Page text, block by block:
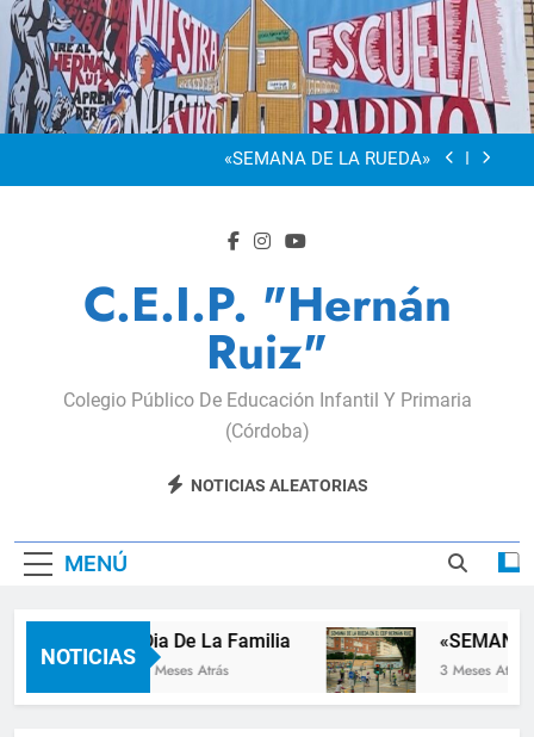
Saltar
al
contenido
“Visibles Sí”
Dia De La Familia
«SEMANA DE LA RUEDA»
Dia De La Familia
«SEMANA DE LA RUEDA»
Apadrinamiento Lector 2026
C.E.I.P. "Hernán
Ruiz"
Colegio Público De Educación Infantil Y Primaria
(Córdoba)
NOTICIAS ALEATORIAS
MENÚ
NOTICIAS
Dia De La Familia
2 Meses Atrás
«SEMANA
3 Meses Atrás